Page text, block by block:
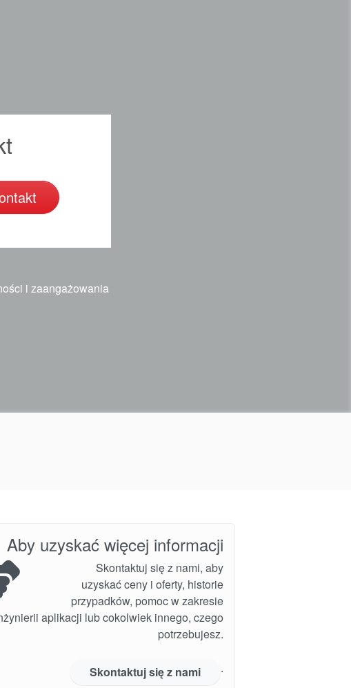
i zaangażowania
Aby uzyskać więcej informacji
Skontaktuj się z nami, aby
uzyskać ceny i oferty, historie
przypadków, pomoc w zakresie
aplikacji lub cokolwiek innego, czego
potrzebujesz.
Skontaktuj się z nami .